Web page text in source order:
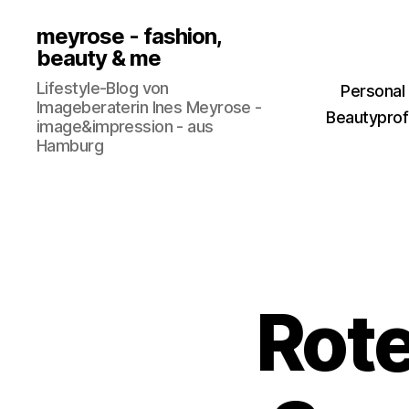
meyrose - fashion,
beauty & me
Lifestyle-Blog von
Imageberaterin Ines Meyrose -
image&impression - aus
Hamburg